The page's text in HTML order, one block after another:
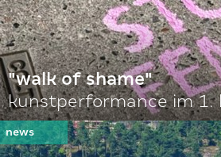
"walk of shame"
kunstperformance im 1.